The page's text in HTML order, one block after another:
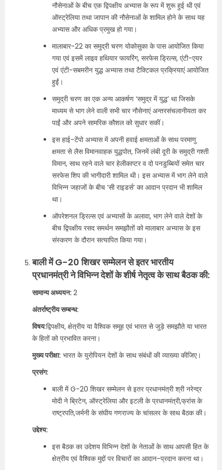
नौसेनाओं के बीच एक द्विपक्षीय अभ्यास के रूप में शुरू हुई थी एवं
ऑस्ट्रेलिया तथा जापान की नौसेनाओं के शामिल होने के साथ यह
अभ्यास और अधिक प्रमुख हो गया।
मालाबार-22 का समुद्री चरण योकोसुका के पास आयोजित किया
गया एवं इसमें लाइव हथियार फायरिंग, सरफेस ड्रिल्स, एंटी-एयर
एवं एंटी-सबमरीन युद्ध अभ्यास तथा टैक्टिकल प्रक्रियाएं आयोजित
हुईं।
समुद्री चरण का एक अन्य आकर्षण ‘समुद्र में युद्ध’ था जिसके
माध्यम से भाग लेने वाली सभी चार नौसेनाएं अन्तरसंचलानीयता कर
पाईं और अपने सामरिक कौशल को सुधार सकीं।
इस हाई-टेंपो अभ्यास में अपनी हवाई क्षमताओं के साथ परमाणु
क्षमता से लैस विमानवाहक युद्धपोत, जिनमें लंबी दूरी के समुद्री गश्ती
विमान, साथ रहने वाले चार हेलीकाप्टर व दो पनडुब्बियों समेत चार
सरफेस शिप की भागीदारी शामिल थी। इस अभ्यास में भाग लेने वाले
विभिन्न जहाजों के बीच ‘सी राइडर्स’ का आदान प्रदान भी शामिल
था।
ऑपरेशनल ड्रिल्स एवं अभ्यासों के अलावा, भाग लेने वाले देशों के
बीच द्विपक्षीय रसद समर्थन समझौतों को मालाबार अभ्यास के इस
संस्करण के दौरान सत्यापित किया गया।
बाली में G-20 शिखर सम्मेलन से इतर भारतीय
प्रधानमंत्री ने विभिन्न देशों के शीर्ष नेतृत्व के साथ बैठक की:
सामान्य अध्ययन: 2
अंतर्राष्ट्रीय सम्बन्ध:
विषय:द्विपक्षीय, क्षेत्रीय या वैश्विक समूह एवं भारत से जुड़े समझौते या भारत
के हितों को प्रभावित करना।
मुख्य परीक्षा: भारत के युरोपियन देशों के साथ संबंधों की व्याख्या कीजिए।
प्रसंग:
बाली में G-20 शिखर सम्मेलन से इतर प्रधानमंत्री श्री नरेन्द्र
मोदी ने ब्रिटेन, ऑस्ट्रेलिया और इटली के प्रधानमंत्री,फ्रांस के
राष्ट्रपति,जर्मनी के संघीय गणराज्य के चांसलर के साथ बैठक की।
उद्देश्य:
इस बैठक का उदेशय विभिन्न देशों के नेताओं के साथ आपसी हित के
क्षेत्रीय एवं वैश्विक मुद्दों पर विचारों का आदान-प्रदान करना था।